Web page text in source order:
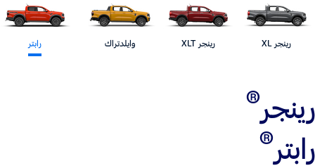
رينجر XL رينجر XLT وايلدتراك رابتر
رينجر®
رابتر®